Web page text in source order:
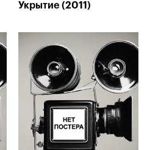
Укрытие (2011)